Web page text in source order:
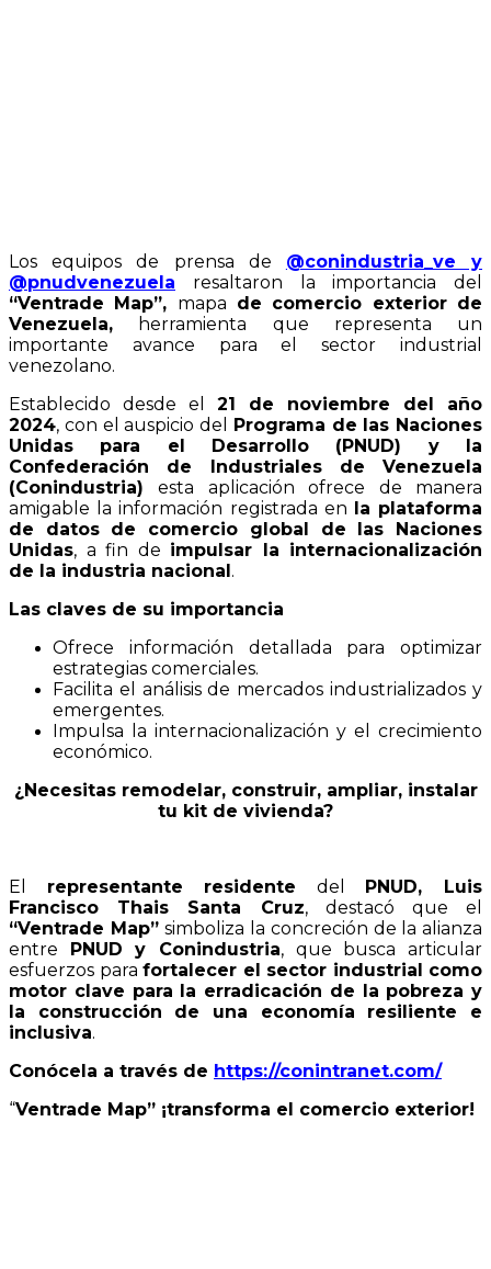
Los equipos de prensa de @conindustria_ve y
@pnudvenezuela resaltaron la importancia del
“Ventrade Map”, mapa de comercio exterior de
Venezuela, herramienta que representa un
importante avance para el sector industrial
venezolano.
Establecido desde el 21 de noviembre del año
2024, con el auspicio del
Programa de las Naciones
Unidas para el Desarrollo (PNUD) y la
Confederación de Industriales de Venezuela
(Conindustria)esta aplicación ofrece de manera
amigable la información registrada en
la plataforma
de datos de comercio global de las Naciones
Unidas, a fin de impulsar la internacionalización
de la industria nacional .
Las claves de su importancia
Ofrece información detallada para optimizar
estrategias comerciales.
Facilita el análisis de mercados industrializados y
emergentes.
Impulsa la internacionalización y el crecimiento
económico.
¿Necesitas remodelar, construir, ampliar, instalar
tu kit de vivienda?
El representante residente del
PNUD, Luis
Francisco Thais Santa Cruz, destacó que el
“Ventrade Map”simboliza la concreción de la alianza
entre
PNUD y Conindustria, que busca articular
esfuerzos para fortalecer el sector industrial como
motor clave para la erradicación de la pobreza y
la construcción de una economía resiliente e
inclusiva.
Conócela a través de https://conintranet.com/
“Ventrade Map” ¡transforma el comercio exterior!